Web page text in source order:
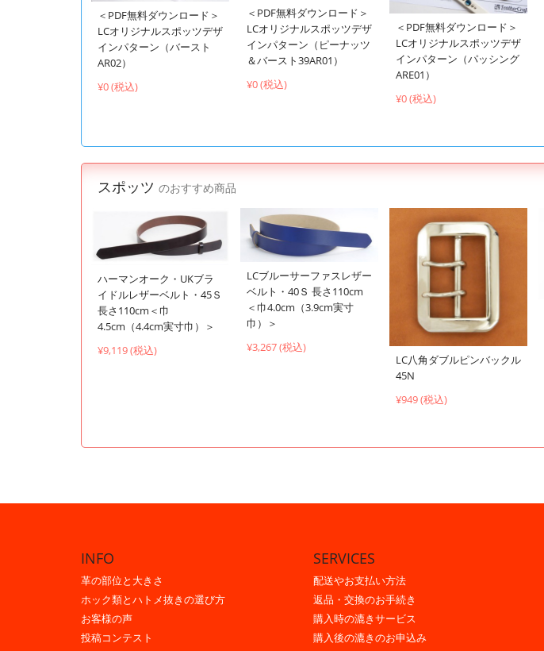
＜PDF無料ダウンロード＞
LCオリジナルスポッツデザ
インパターン（バースト
AR02）
¥0 (税込)
＜PDF無料ダウンロード＞
LCオリジナルスポッツデザ
インパターン（ピーナッツ
＆バースト39AR01）
¥0 (税込)
＜PDF無料ダウンロード＞
LCオリジナルスポッツデザ
インパターン（パッシング
ARE01）
¥0 (税込)
スポッツ のおすすめ商品
ハーマンオーク・UKブラ
イドルレザーベルト・45Ｓ
長さ110cm＜巾
4.5cm（4.4cm実寸巾）＞
¥9,119 (税込)
LCブルーサーファスレザー
ベルト・40Ｓ 長さ110cm
＜巾4.0cm（3.9cm実寸
巾）＞
¥3,267 (税込)
LC八角ダブルピンバックル
45N
¥949 (税込)
INFO
革の部位と大きさ
ホック類とハトメ抜きの選び方
お客様の声
投稿コンテスト
SERVICES
配送やお支払い方法
返品・交換のお手続き
購入時の漉きサービス
購入後の漉きのお申込み